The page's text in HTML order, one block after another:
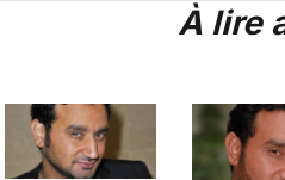
À lire